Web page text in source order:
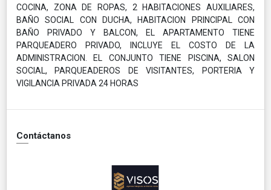
COCINA, ZONA DE ROPAS, 2 HABITACIONES AUXILIARES,
BAÑO SOCIAL CON DUCHA, HABITACION PRINCIPAL CON
BAÑO PRIVADO Y BALCON, EL APARTAMENTO TIENE
PARQUEADERO PRIVADO, INCLUYE EL COSTO DE LA
ADMINISTRACION. EL CONJUNTO TIENE PISCINA, SALON
SOCIAL, PARQUEADEROS DE VISITANTES, PORTERIA Y
VIGILANCIA PRIVADA 24 HORAS
Contáctanos